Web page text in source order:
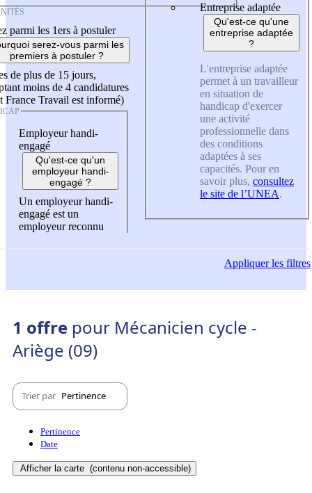
parmi les 1ers à postuler
serez-vous parmi les
premiers à postuler ?
de plus de 15 jours,
moins de 4 candidatures
France Travail est informé)
Employeur handi-
engagé
Qu'est-ce qu'un
employeur handi-
engagé ?
Un employeur handi-
engagé est un
employeur reconnu
Entreprise adaptée
Qu'est-ce qu'une
entreprise adaptée
?
L'entreprise adaptée
permet à un travailleur
en situation de
handicap d'exercer
une activité
professionnelle dans
des conditions
adaptées à ses
capacités. Pour en
savoir plus, consultez
le site de l’UNEA.
Appliquerles filtres
1 offre pour Mécanicien cycle -
Ariège (09)
Trier par Pertinence
Pertinence
Date
Afficher la carte (contenu non-accessible)